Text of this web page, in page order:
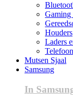
Gaming
Houders
Laders
Mutsen Sjaal
Samsung
In